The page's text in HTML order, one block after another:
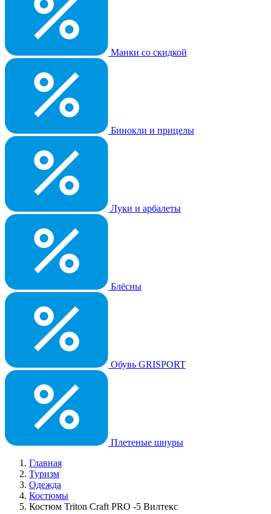
Манки со скидкой
Бинокли и прицелы
Луки и арбалеты
Блёсны
Обувь GRISPORT
Плетеные шнуры
Главная
Туризм
Одежда
Костюмы
Костюм Triton Craft PRO -5 Вилтекс